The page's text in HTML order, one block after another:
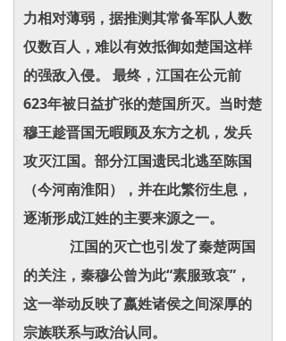
力相对薄弱，据推测其常备军队人数
仅数百人，难以有效抵御如楚国这样
的强敌入侵。 最终，江国在公元前
623年被日益扩张的楚国所灭。当时楚
穆王趁晋国无暇顾及东方之机，发兵
攻灭江国。部分江国遗民北逃至陈国
（今河南淮阳），并在此繁衍生息，
逐渐形成江姓的主要来源之一。
江国的灭亡也引发了秦楚两国
的关注，秦穆公曾为此“素服致哀”，
这一举动反映了嬴姓诸侯之间深厚的
宗族联系与政治认同。